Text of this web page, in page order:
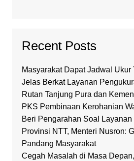
Recent Posts
Masyarakat Dapat Jadwal Ukur
Jelas Berkat Layanan
Rutan Tanjung Pura dan
PKS Pembinaan Kerohanian
Beri Pengarahan Soal
Provinsi NTT, Menteri Nusron:
Pandang Masyarakat
Cegah Masalah di Masa